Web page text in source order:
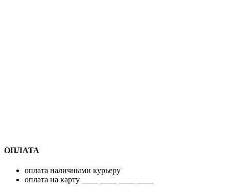
ОПЛАТА
оплата наличными курьеру
оплата на карту ____ ____ ____ ____